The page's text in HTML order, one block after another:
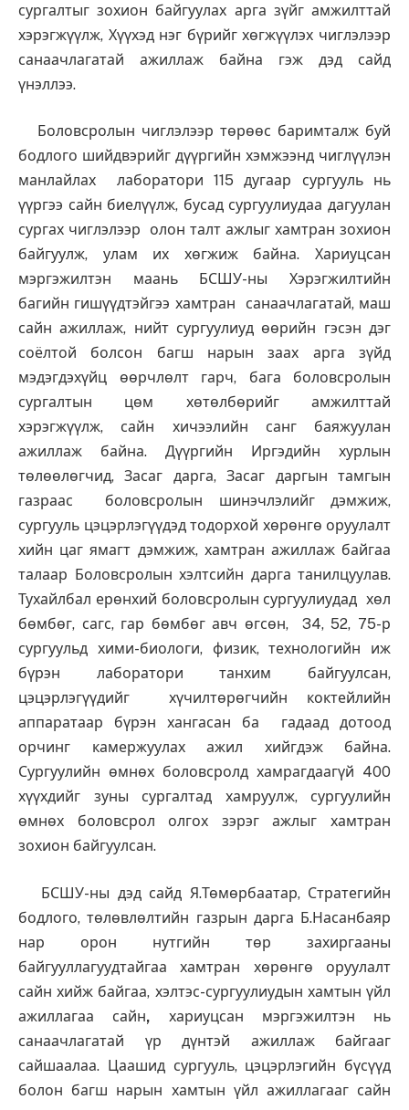
сургалтыг зохион байгуулах арга зүйг амжилттай
хэрэгжүүлж, Хүүхэд нэг бүрийг хөгжүүлэх чиглэлээр
санаачлагатай ажиллаж байна гэж дэд сайд
үнэллээ.
Боловсролын чиглэлээр төрөөс баримталж буй
бодлого шийдвэрийг дүүргийн хэмжээнд чиглүүлэн
манлайлах лаборатори 115 дугаар сургууль нь
үүргээ сайн биелүүлж, бусад сургуулиудаа дагуулан
сургах чиглэлээр олон талт ажлыг хамтран зохион
байгуулж, улам их хөгжиж байна. Хариуцсан
мэргэжилтэн маань БСШУ-ны Хэрэгжилтийн
багийн гишүүдтэйгээ хамтран санаачлагатай, маш
сайн ажиллаж, нийт сургуулиуд өөрийн гэсэн дэг
соёлтой болсон багш нарын заах арга зүйд
мэдэгдэхүйц өөрчлөлт гарч, бага боловсролын
сургалтын цөм хөтөлбөрийг амжилттай
хэрэгжүүлж, сайн хичээлийн санг баяжуулан
ажиллаж байна. Дүүргийн Иргэдийн хурлын
төлөөлөгчид, Засаг дарга, Засаг даргын тамгын
газраас боловсролын шинэчлэлийг дэмжиж,
сургууль цэцэрлэгүүдэд тодорхой хөрөнгө оруулалт
хийн цаг ямагт дэмжиж, хамтран ажиллаж байгаа
талаар Боловсролын хэлтсийн дарга танилцуулав.
Тухайлбал ерөнхий боловсролын сургуулиудад хөл
бөмбөг, сагс, гар бөмбөг авч өгсөн, 34, 52, 75-р
сургуульд хими-биологи, физик, технологийн иж
бүрэн лаборатори танхим байгуулсан,
цэцэрлэгүүдийг хүчилтөрөгчийн коктейлийн
аппаратаар бүрэн хангасан ба гадаад дотоод
орчинг камержуулах ажил хийгдэж байна.
Сургуулийн өмнөх боловсролд хамрагдаагүй 400
хүүхдийг зуны сургалтад хамруулж, сургуулийн
өмнөх боловсрол олгох зэрэг ажлыг хамтран
зохион байгуулсан.
БСШУ-ны дэд сайд Я.Төмөрбаатар, Стратегийн
бодлого, төлөвлөлтийн газрын дарга Б.Насанбаяр
нар орон нутгийн төр захиргааны
байгууллагуудтайгаа хамтран хөрөнгө оруулалт
сайн хийж байгаа, хэлтэс-сургуулиудын хамтын үйл
ажиллагаа сайн, хариуцсан мэргэжилтэн нь
санаачлагатай үр дүнтэй ажиллаж байгааг
сайшаалаа. Цаашид сургууль, цэцэрлэгийн бүсүүд
болон багш нарын хамтын үйл ажиллагааг сайн